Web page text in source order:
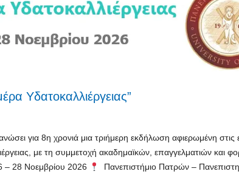
Υδατοκαλλιέργειας”
για 8η χρονιά μια τριήμερη εκδήλωση αφιερωμένη στις
με τη συμμετοχή ακαδημαϊκών, επαγγελματιών και
– 28 Νοεμβρίου 2026
Πανεπιστήμιο Πατρών –